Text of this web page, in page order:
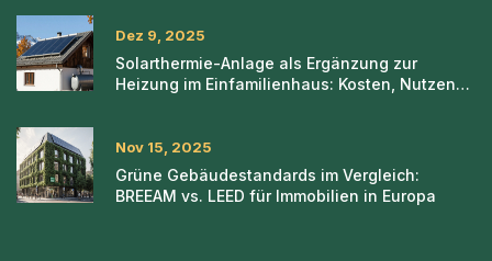
Dez 9, 2025
Solarthermie-Anlage als Ergänzung zur
Heizung im Einfamilienhaus: Kosten, Nutzen
Nov 15, 2025
Grüne Gebäudestandards im Vergleich:
BREEAM vs. LEED für Immobilien in Europa